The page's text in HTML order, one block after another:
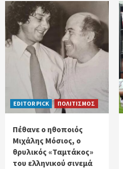
EDITOR PICK ΠΟΛΙΤΙΣΜΟΣ
Πέθανε ο ηθοποιός
Μιχάλης Μόσιος, ο
θρυλικός «Ταμτάκος»
του ελληνικού σινεμά